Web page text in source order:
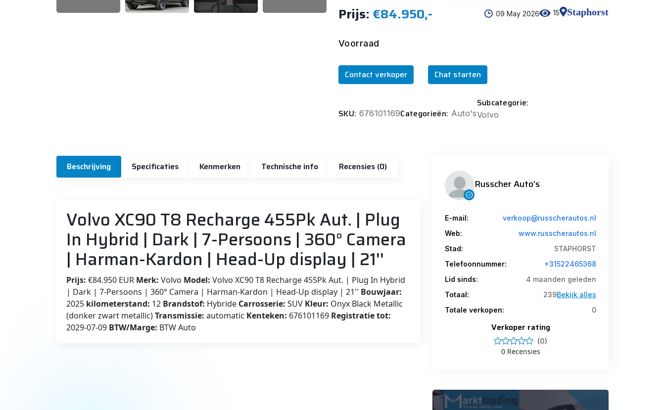
Prijs: €84.950,- 09 May 2026 15 Staphorst
Voorraad
Contact verkoper Chat starten
SKU: 676101169Categorieën: Auto's
Subcategorie:
Volvo
Beschrijving Specificaties Kenmerken Technische info Recensies (0)
Volvo XC90 T8 Recharge 455Pk Aut. | Plug
In Hybrid | Dark | 7-Persoons | 360° Camera
| Harman-Kardon | Head-Up display | 21''
Prijs: €84.950 EUR Merk: Volvo Model: Volvo XC90 T8 Recharge 455Pk Aut. | Plug In Hybrid
| Dark | 7-Persoons | 360° Camera | Harman-Kardon | Head-Up display | 21'' Bouwjaar:
2025 kilometerstand: 12 Brandstof: Hybride Carrosserie: SUV Kleur: Onyx Black Metallic
(donker zwart metallic)Transmissie: automatic Kenteken: 676101169 Registratie tot:
2029-07-09 BTW/Marge: BTW Auto
Russcher Auto's
E-mail:
verkoop@russcherautos.nl
Web:
www.russcherautos.nl
Stad:
STAPHORST
Telefoonnummer:
+31522465368
Lid sinds:
4 maanden geleden
Totaal:
239Bekijk alles
Totale verkopen:
0
Verkoper rating
(0)
0 Recensies